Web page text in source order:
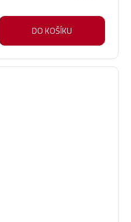
DO KOŠÍKU